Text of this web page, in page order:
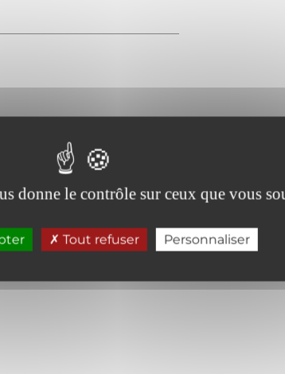
donne le contrôle sur ceux que vous
Tout refuser Personnaliser